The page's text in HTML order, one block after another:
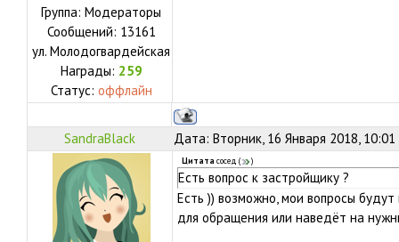
Группа: Модераторы
Сообщений: 13161
ул. Молодогвардейская
Награды: 259
Статус: оффлайн
SandraBlack Дата: Вторник, 16 Января 2018,
Цитата сосед ( )
Есть вопрос к застройщику ?
Есть )) возможно, мои вопросы
для обращения или наведёт на